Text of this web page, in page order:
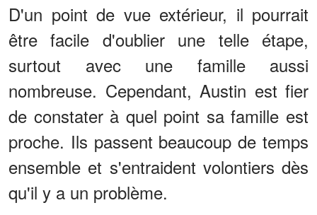
D'un point de vue extérieur, il pourrait
être facile d'oublier une telle étape,
surtout avec une famille aussi
nombreuse. Cependant, Austin est fier
de constater à quel point sa famille est
proche. Ils passent beaucoup de temps
ensemble et s'entraident volontiers dès
qu'il y a un problème.